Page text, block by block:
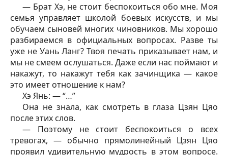
— Брат Хэ, не стоит беспокоиться обо мне. Моя
семья управляет школой боевых искусств, и мы
обучаем сыновей многих чиновников. Мы хорошо
разбираемся в официальных вопросах. Разве ты
уже не Уань Ланг? Твоя печать приказывает нам, и
мы не смеем ослушаться. Даже если нас поймают и
накажут, то накажут тебя как зачинщика — какое
это имеет отношение к нам?
Хэ Янь: — “…”
Она не знала, как смотреть в глаза Цзян Цяо
после этих слов.
— Поэтому не стоит беспокоиться о всех
тревогах, — обычно прямолинейный Цзян Цяо
проявил удивительную мудрость в этом вопросе.